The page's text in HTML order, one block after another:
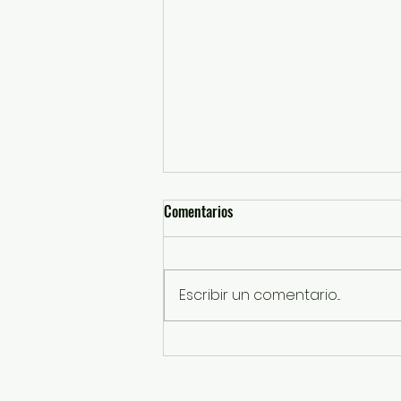
Impulsa UAEMéx modelo de
Comentarios
Escribir un comentario...